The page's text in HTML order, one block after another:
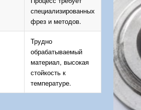
специализированных
фрез и методов.
Трудно
обрабатываемый
материал, высокая
стойкость к
температуре.